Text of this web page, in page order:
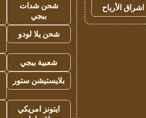
اشراق الأرباح
شحن شدات
ببجي
شحن يلا لودو
شعبية ببجي
بلايستيشن ستور
ايتونز امريكي